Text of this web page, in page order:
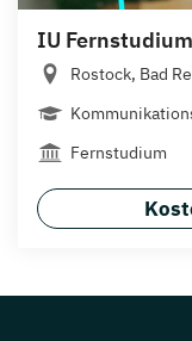
IU Fernstudium
Rostock, Bad
Fernstudium